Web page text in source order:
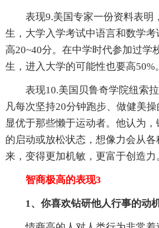
表现9.美国专家一份资料表明
生，大学入学考试中语言和数学
高20~40分。在中学时代参加过学
生，进入大学的可能性也要高50%。
表现10.美国贝鲁奇学院纽索
凡每次坚持20分钟跑步、做健美
显优于那些懒于运动者。他认为
的启动或放松状态，想像力会从
来，变得更加机敏，更富于创造力
智商极高的表现3
1、你喜欢钻研他人行事的动机